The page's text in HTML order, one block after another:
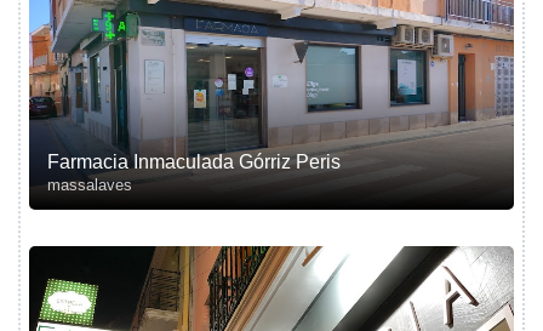
Farmacia Inmaculada Górriz Peris
massalaves